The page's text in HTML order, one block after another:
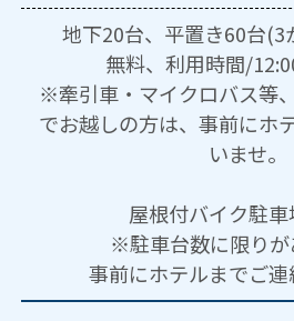
地下20台、平置き60台
無料、利用時間/
※牽引車・マイクロバス等
でお越しの方は、事前にホ
いませ。
屋根付バイク駐車
※駐車台数に限りが
事前にホテルまでご連